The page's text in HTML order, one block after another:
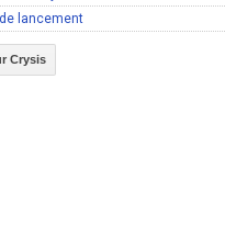
lancement
Crysis